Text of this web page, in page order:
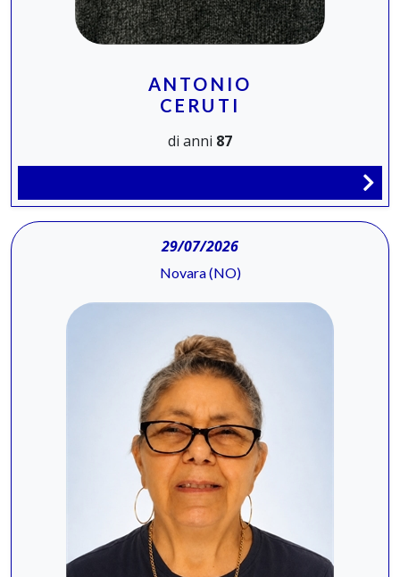
ANTONIO
CERUTI
di anni 87
29/07/2026
Novara (NO)